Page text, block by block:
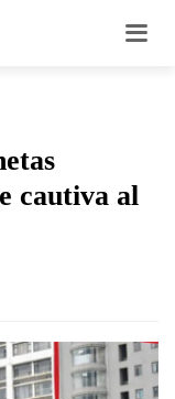
cautiva al